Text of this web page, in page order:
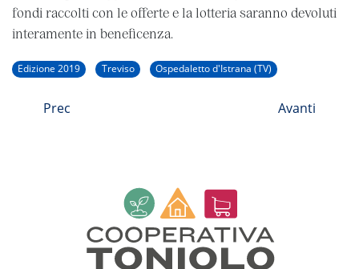
fondi raccolti con le offerte e la lotteria saranno devoluti
interamente in beneficenza.
Edizione 2019 Treviso Ospedaletto d'Istrana (TV)
Prec Avanti